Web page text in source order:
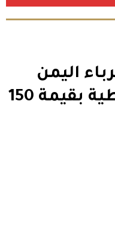
اليمن
بمنحة مشتقات نفطية بقيمة 150